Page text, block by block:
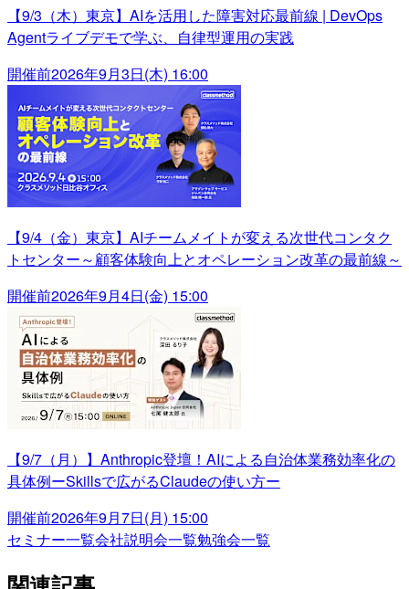
【9/3（木）東京】AIを活用した障害対応最前線 | DevOps
Agentライブデモで学ぶ、自律型運用の実践
開催前2026年9月3日(木) 16:00
【9/4（金）東京】AIチームメイトが変える次世代コンタク
トセンター～顧客体験向上とオペレーション改革の最前線～
開催前2026年9月4日(金) 15:00
【9/7（月）】Anthropic登壇！AIによる自治体業務効率化の
具体例ーSkillsで広がるClaudeの使い方ー
開催前2026年9月7日(月) 15:00
セミナー一覧会社説明会一覧勉強会一覧